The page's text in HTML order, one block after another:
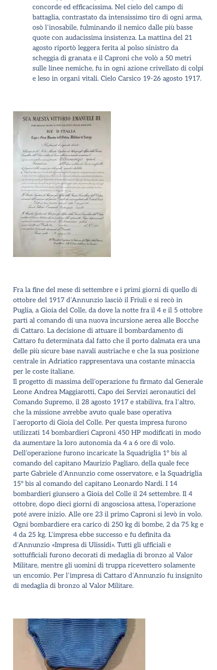
concorde ed efficacissima. Nel cielo del campo di
battaglia, contrastato da intensissimo tiro di ogni arma,
osò l’inosabile, fulminando il nemico dalle più basse
quote con audacissima insistenza. La mattina del 21
agosto riportò leggera ferita al polso sinistro da
scheggia di granata e il Caproni che volò a 50 metri
sulle linee nemiche, fu in ogni azione crivellato di colpi
e leso in organi vitali. Cielo Carsico 19-26 agosto 1917.
Fra la fine del mese di settembre e i primi giorni di quello di
ottobre del 1917 d’Annunzio lasciò il Friuli e si recò in
Puglia, a Gioia del Colle, da dove la notte fra il 4 e il 5 ottobre
partì al comando di una nuova incursione aerea alle Bocche
di Cattaro. La decisione di attuare il bombardamento di
Cattaro fu determinata dal fatto che il porto dalmata era una
delle più sicure base navali austriache e che la sua posizione
centrale in Adriatico rappresentava una costante minaccia
per le coste italiane.
Il progetto di massima dell’operazione fu firmato dal Generale
Leone Andrea Maggiarotti, Capo dei Servizi aeronautici del
Comando Supremo, il 28 agosto 1917 e stabiliva, fra l’altro,
che la missione avrebbe avuto quale base operativa
l’aeroporto di Gioia del Colle. Per questa impresa furono
utilizzati 14 bombardieri Caproni 450 HP modificati in modo
da aumentare la loro autonomia da 4 a 6 ore di volo.
Dell’operazione furono incaricate la Squadriglia 1° bis al
comando del capitano Maurizio Pagliaro, della quale fece
parte Gabriele d’Annunzio come osservatore, e la Squadriglia
15° bis al comando del capitano Leonardo Nardi. I 14
bombardieri giunsero a Gioia del Colle il 24 settembre. Il 4
ottobre, dopo dieci giorni di angosciosa attesa, l’operazione
poté avere inizio. Alle ore 23 il primo Caproni si levò in volo.
Ogni bombardiere era carico di 250 kg di bombe, 2 da 75 kg e
4 da 25 kg. L’impresa ebbe successo e fu definita da
d’Annunzio «Impresa di Ulissidi». Tutti gli ufficiali e
sottufficiali furono decorati di medaglia di bronzo al Valor
Militare, mentre gli uomini di truppa ricevettero solamente
un encomio. Per l’impresa di Cattaro d’Annunzio fu insignito
di medaglia di bronzo al Valor Militare.